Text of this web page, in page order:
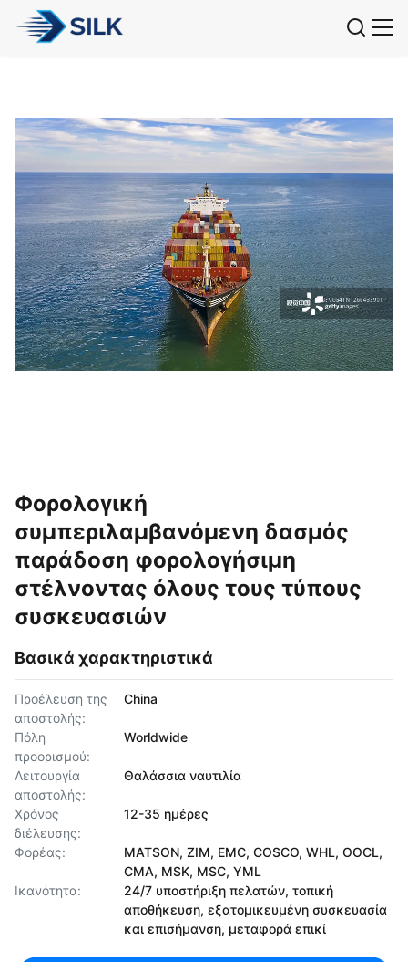
Φορολογική
συμπεριλαμβανόμενη δασμός
παράδοση φορολογήσιμη
στέλνοντας όλους τους τύπους
συσκευασιών
Βασικά χαρακτηριστικά
Προέλευση της
αποστολής:
China
Πόλη
προορισμού:
Worldwide
Λειτουργία
αποστολής:
Θαλάσσια ναυτιλία
Χρόνος
διέλευσης:
12-35 ημέρες
Φορέας:
MATSON, ZIM, EMC, COSCO, WHL, OOCL,
CMA, MSK, MSC, YML
Ικανότητα:
24/7 υποστήριξη πελατών, τοπική
αποθήκευση, εξατομικευμένη συσκευασία
και επισήμανση, μεταφορά επικί